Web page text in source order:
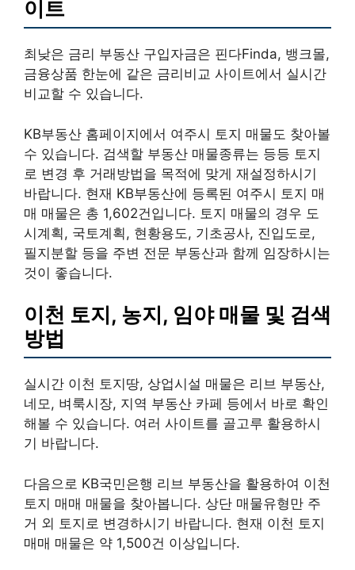
이트
최낮은 금리 부동산 구입자금은 핀다Finda, 뱅크몰,
금융상품 한눈에 같은 금리비교 사이트에서 실시간
비교할 수 있습니다.
KB부동산 홈페이지에서 여주시 토지 매물도 찾아볼
수 있습니다. 검색할 부동산 매물종류는 등등 토지
로 변경 후 거래방법을 목적에 맞게 재설정하시기
바랍니다. 현재 KB부동산에 등록된 여주시 토지 매
매 매물은 총 1,602건입니다. 토지 매물의 경우 도
시계획, 국토계획, 현황용도, 기초공사, 진입도로,
필지분할 등을 주변 전문 부동산과 함께 임장하시는
것이 좋습니다.
이천 토지, 농지, 임야 매물 및 검색
방법
실시간 이천 토지땅, 상업시설 매물은 리브 부동산,
네모, 벼룩시장, 지역 부동산 카페 등에서 바로 확인
해볼 수 있습니다. 여러 사이트를 골고루 활용하시
기 바랍니다.
다음으로 KB국민은행 리브 부동산을 활용하여 이천
토지 매매 매물을 찾아봅니다. 상단 매물유형만 주
거 외 토지로 변경하시기 바랍니다. 현재 이천 토지
매매 매물은 약 1,500건 이상입니다.